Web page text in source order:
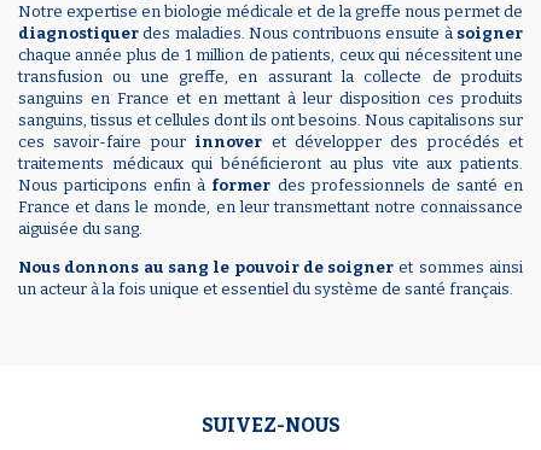
Notre expertise en biologie médicale et de la greffe nous permet de
diagnostiquer des maladies. Nous contribuons ensuite à soigner
chaque année plus de 1 million de patients, ceux qui nécessitent une
transfusion ou une greffe, en assurant la collecte de produits
sanguins en France et en mettant à leur disposition ces produits
sanguins, tissus et cellules dont ils ont besoins. Nous capitalisons sur
ces savoir-faire pour innover et développer des procédés et
traitements médicaux qui bénéficieront au plus vite aux patients.
Nous participons enfin à former des professionnels de santé en
France et dans le monde, en leur transmettant notre connaissance
aiguisée du sang.
Nous donnons au sang le pouvoir de soigner et sommes ainsi
un acteur à la fois unique et essentiel du système de santé français.
SUIVEZ-NOUS